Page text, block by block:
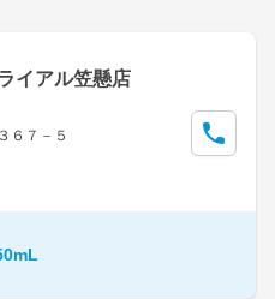
イアル笠懸店
６７－５